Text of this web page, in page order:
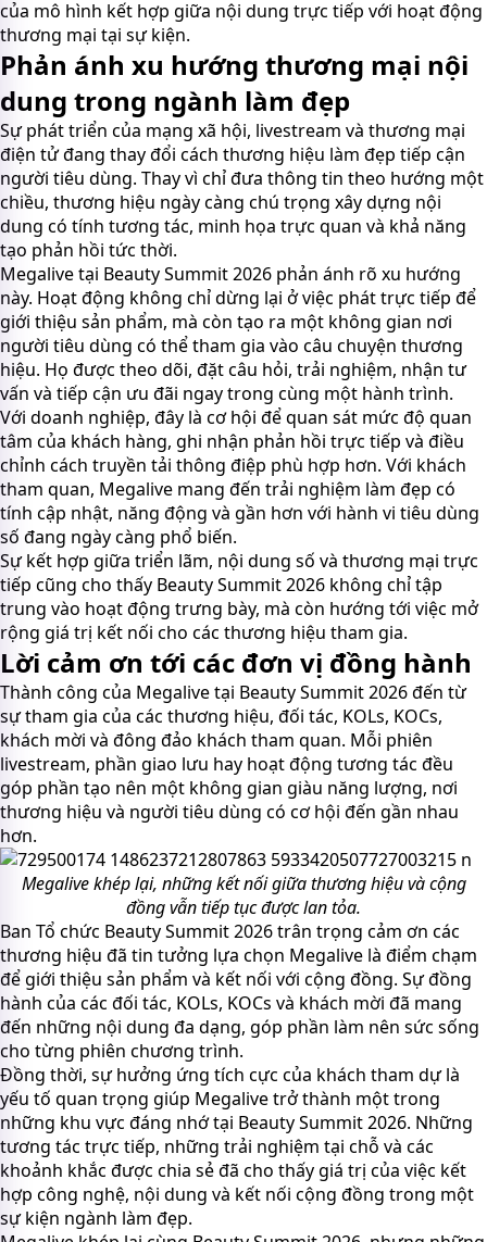
của mô hình kết hợp giữa nội dung trực tiếp với hoạt động
thương mại tại sự kiện.
Phản ánh xu hướng thương mại nội
dung trong ngành làm đẹp
Sự phát triển của mạng xã hội, livestream và thương mại
điện tử đang thay đổi cách thương hiệu làm đẹp tiếp cận
người tiêu dùng. Thay vì chỉ đưa thông tin theo hướng một
chiều, thương hiệu ngày càng chú trọng xây dựng nội
dung có tính tương tác, minh họa trực quan và khả năng
tạo phản hồi tức thời.
Megalive tại Beauty Summit 2026 phản ánh rõ xu hướng
này. Hoạt động không chỉ dừng lại ở việc phát trực tiếp để
giới thiệu sản phẩm, mà còn tạo ra một không gian nơi
người tiêu dùng có thể tham gia vào câu chuyện thương
hiệu. Họ được theo dõi, đặt câu hỏi, trải nghiệm, nhận tư
vấn và tiếp cận ưu đãi ngay trong cùng một hành trình.
Với doanh nghiệp, đây là cơ hội để quan sát mức độ quan
tâm của khách hàng, ghi nhận phản hồi trực tiếp và điều
chỉnh cách truyền tải thông điệp phù hợp hơn. Với khách
tham quan, Megalive mang đến trải nghiệm làm đẹp có
tính cập nhật, năng động và gần hơn với hành vi tiêu dùng
số đang ngày càng phổ biến.
Sự kết hợp giữa triển lãm, nội dung số và thương mại trực
tiếp cũng cho thấy Beauty Summit 2026 không chỉ tập
trung vào hoạt động trưng bày, mà còn hướng tới việc mở
rộng giá trị kết nối cho các thương hiệu tham gia.
Lời cảm ơn tới các đơn vị đồng hành
Thành công của Megalive tại Beauty Summit 2026 đến từ
sự tham gia của các thương hiệu, đối tác, KOLs, KOCs,
khách mời và đông đảo khách tham quan. Mỗi phiên
livestream, phần giao lưu hay hoạt động tương tác đều
góp phần tạo nên một không gian giàu năng lượng, nơi
thương hiệu và người tiêu dùng có cơ hội đến gần nhau
hơn.
Megalive khép lại, những kết nối giữa thương hiệu và cộng
đồng vẫn tiếp tục được lan tỏa.
Ban Tổ chức Beauty Summit 2026 trân trọng cảm ơn các
thương hiệu đã tin tưởng lựa chọn Megalive là điểm chạm
để giới thiệu sản phẩm và kết nối với cộng đồng. Sự đồng
hành của các đối tác, KOLs, KOCs và khách mời đã mang
đến những nội dung đa dạng, góp phần làm nên sức sống
cho từng phiên chương trình.
Đồng thời, sự hưởng ứng tích cực của khách tham dự là
yếu tố quan trọng giúp Megalive trở thành một trong
những khu vực đáng nhớ tại Beauty Summit 2026. Những
tương tác trực tiếp, những trải nghiệm tại chỗ và các
khoảnh khắc được chia sẻ đã cho thấy giá trị của việc kết
hợp công nghệ, nội dung và kết nối cộng đồng trong một
sự kiện ngành làm đẹp.